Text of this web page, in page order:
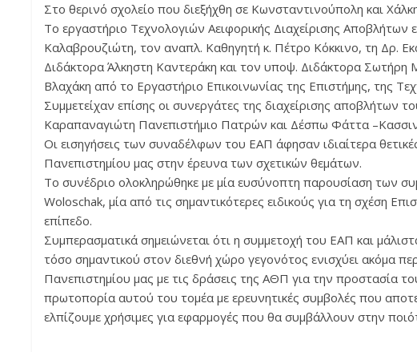
Στο θερινό σχολείο που διεξήχθη σε Κωνσταντινούπολη και
Το εργαστήριο Τεχνολογιών Αειφορικής Διαχείρισης
Καλαβρουζιώτη, τον αναπλ. Καθηγητή κ. Πέτρο Κόκκινο, τη Δρ.
Διδάκτορα Άλκηστη Καντεράκη και τον υποψ. Διδάκτορα Σωτήρη
Βλαχάκη από το Εργαστήριο Επικοινωνίας της Επιστήμης, της
Συμμετείχαν επίσης οι συνεργάτες της διαχείρισης αποβλήτων
Καραπαναγιώτη Πανεπιστήμιο Πατρών και Δέσπω Φάττα
Οι εισηγήσεις των συναδέλφων του ΕΑΠ άφησαν ιδιαίτερα
Πανεπιστημίου μας στην έρευνα των σχετικών θεμάτων.
Το συνέδριο ολοκληρώθηκε με μία ευσύνοπτη παρουσίαση των
Woloschak, μία από τις σημαντικότερες ειδικούς για τη σχέση
επίπεδο.
Συμπερασματικά σημειώνεται ότι η συμμετοχή του ΕΑΠ και
τόσο σημαντικού στον διεθνή χώρο γεγονότος ενισχύει ακόμα
Πανεπιστημίου μας με τις δράσεις της ΑΘΠ για την προστασία
πρωτοπορία αυτού του τομέα με ερευνητικές συμβολές που
ελπίζουμε χρήσιμες για εφαρμογές που θα συμβάλλουν στην